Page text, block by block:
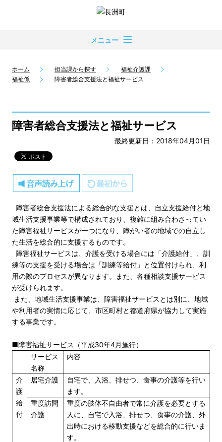
メニュー
ホーム 担当課から探す
福祉介護課
福祉係
障害者総合支援法と福祉サービス
障害者総合支援法と福祉サービス
最終更新日：2018年04月01日
障害者総合支援法による総合的な支援とは、自立支援給付と地
域生活支援事業等で構成されており、複雑に組み合わさってい
た障害福祉サービスが一つになり、障がい者の地域での自立し
た生活を総合的に支援するものです。
障害福祉サービスは、介護を受ける場合には「介護給付」、訓
練等の支援を受ける場合は「訓練等給付」と位置付けられ、利
用の際のプロセスが異なります。また、各種相談支援サービス
が受けられます。
また、地域生活支援事業は、障害福祉サービスとは別に、地域
や利用者の実情に応じて、市区町村と都道府県が協力して実施
する事業です。
■障害福祉サービス（平成30年4月施行）
サービス
名称
内容
介
護
給
付
居宅介護
自宅で、入浴、排せつ、食事の介護等を行い
ます。
重度訪問
介護
重度の肢体不自由者で常に介護を必要とする
人に、自宅で入浴、排せつ、食事の介護、外
出時における移動支援などを総合的に行いま
す。